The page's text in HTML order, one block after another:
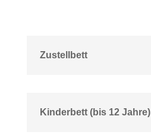
Zustellbett
Kinderbett (bis 12 Jahre)